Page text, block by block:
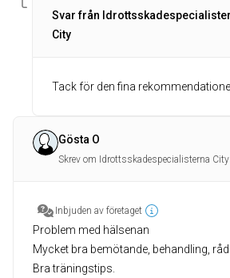
Svar från
City
Tack för den fina
Gösta O
Skrev om Idrottsskadespecialisterna City
Inbjuden av företaget
Problem med hälsenan
Mycket bra bemötande, behandling,
Bra träningstips.